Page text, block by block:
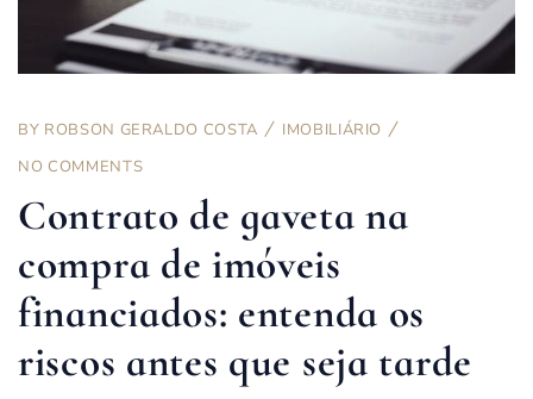
BY ROBSON GERALDO COSTA
IMOBILIÁRIO
NO COMMENTS
Contrato de gaveta na
compra de imóveis
financiados: entenda os
riscos antes que seja tarde